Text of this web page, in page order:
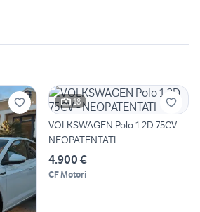
18
VOLKSWAGEN Polo 1.2D 75CV -
NEOPATENTATI
4.900 €
CF Motori